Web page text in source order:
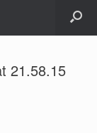
21.58.15